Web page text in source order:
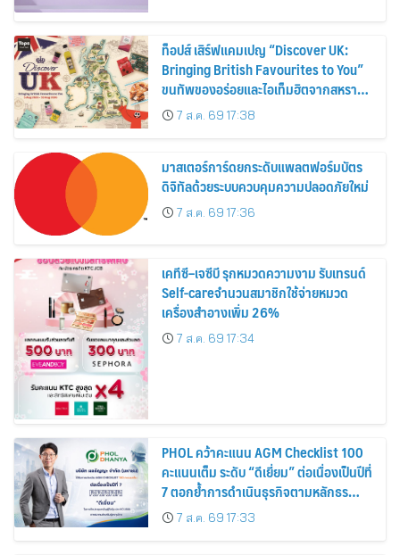
ท็อปส์ เสิร์ฟแคมเปญ “Discover UK:
Bringing British Favourites to You”
ขนทัพของอร่อยและไอเท็มฮิตจากสหราช
อาณาจักร ส่งตรงถึงมือตั้งแต่วันนี้ – 18
สิงหาคมนี้
7 ส.ค. 69 17:38
มาสเตอร์การ์ดยกระดับแพลตฟอร์มบัตร
ดิจิทัลด้วยระบบควบคุมความปลอดภัยใหม่
7 ส.ค. 69 17:36
เคทีซี–เจซีบี รุกหมวดความงาม รับเทรนด์
Self-careจำนวนสมาชิกใช้จ่ายหมวด
เครื่องสำอางเพิ่ม 26%
7 ส.ค. 69 17:34
PHOL คว้าคะแนน AGM Checklist 100
คะแนนเต็ม ระดับ “ดีเยี่ยม” ต่อเนื่องเป็นปีที่
7 ตอกย้ำการดำเนินธุรกิจตามหลักธร
รมาภิบาล โปร่งใส สร้างความเชื่อมั่นผู้ถือ
หุ้น
7 ส.ค. 69 17:33